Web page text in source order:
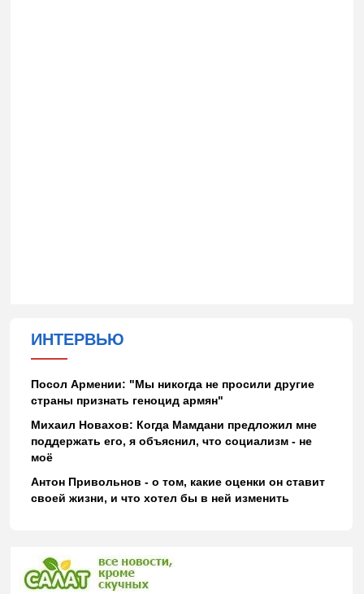
ИНТЕРВЬЮ
Посол Армении: "Мы никогда не просили другие
страны признать геноцид армян"
Михаил Новахов: Когда Мамдани предложил мне
поддержать его, я объяснил, что социализм - не
моё
Антон Привольнов - о том, какие оценки он ставит
своей жизни, и что хотел бы в ней изменить